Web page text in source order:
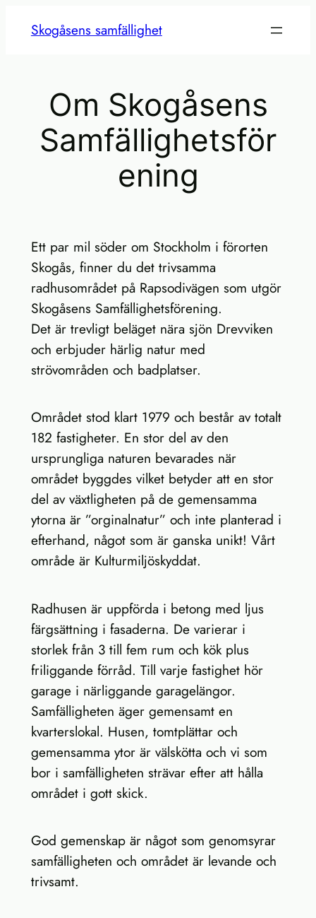
Skogåsens samfällighet
Om Skogåsens
Samfällighetsför
ening
Ett par mil söder om Stockholm i förorten
Skogås, finner du det trivsamma
radhusområdet på Rapsodivägen som utgör
Skogåsens Samfällighetsförening.
Det är trevligt beläget nära sjön Drevviken
och erbjuder härlig natur med
strövområden och badplatser.
Området stod klart 1979 och består av totalt
182 fastigheter. En stor del av den
ursprungliga naturen bevarades när
området byggdes vilket betyder att en stor
del av växtligheten på de gemensamma
ytorna är ”orginalnatur” och inte planterad i
efterhand, något som är ganska unikt! Vårt
område är Kulturmiljöskyddat.
Radhusen är uppförda i betong med ljus
färgsättning i fasaderna. De varierar i
storlek från 3 till fem rum och kök plus
friliggande förråd. Till varje fastighet hör
garage i närliggande garagelängor.
Samfälligheten äger gemensamt en
kvarterslokal. Husen, tomtplättar och
gemensamma ytor är välskötta och vi som
bor i samfälligheten strävar efter att hålla
området i gott skick.
God gemenskap är något som genomsyrar
samfälligheten och området är levande och
trivsamt.